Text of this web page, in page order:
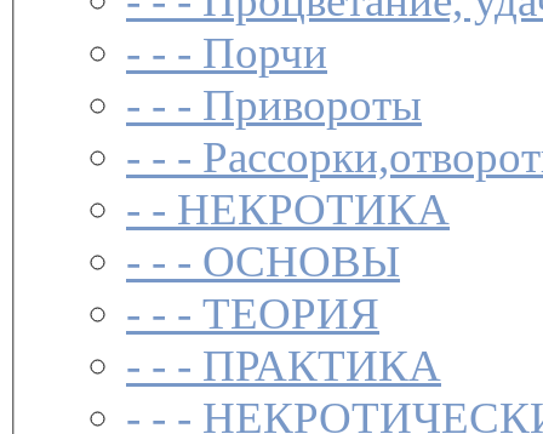
- - - Порчи­
- - - Привороты­
- - -
- - НЕКРОТИКА
- - - ОСНОВЫ
- - - ТЕОРИЯ
- - - ПРАКТИКА
- - -